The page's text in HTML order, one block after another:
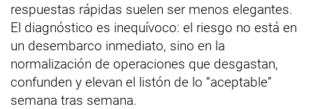
respuestas rápidas suelen ser menos elegantes.
El diagnóstico es inequívoco: el riesgo no está en
un desembarco inmediato, sino en la
normalización de operaciones que desgastan,
confunden y elevan el listón de lo “aceptable”
semana tras semana.